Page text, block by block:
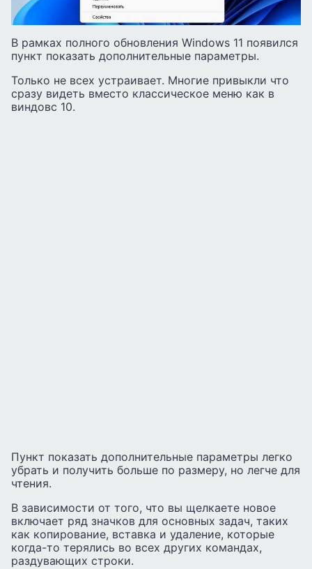
В рамках полного обновления Windows 11 появился
пункт показать дополнительные параметры.
Только не всех устраивает. Многие привыкли что
сразу видеть вместо классическое меню как в
виндовс 10.
Пункт показать дополнительные параметры легко
убрать и получить больше по размеру, но легче для
чтения.
В зависимости от того, что вы щелкаете новое
включает ряд значков для основных задач, таких
как копирование, вставка и удаление, которые
когда-то терялись во всех других командах,
раздувающих строки.